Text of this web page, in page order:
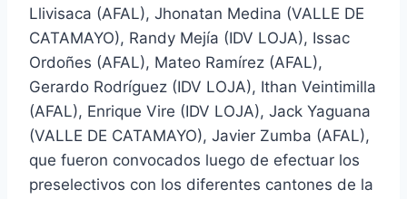
Llivisaca (AFAL), Jhonatan Medina (VALLE DE
CATAMAYO), Randy Mejía (IDV LOJA), Issac
Ordoñes (AFAL), Mateo Ramírez (AFAL),
Gerardo Rodríguez (IDV LOJA), Ithan Veintimilla
(AFAL), Enrique Vire (IDV LOJA), Jack Yaguana
(VALLE DE CATAMAYO), Javier Zumba (AFAL),
que fueron convocados luego de efectuar los
preselectivos con los diferentes cantones de la